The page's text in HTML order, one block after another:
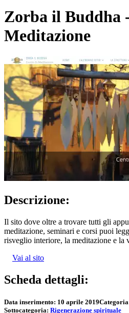
Zorba il Buddha
Meditazione
Descrizione:
Il sito dove oltre a trovare tutti gli
meditazione, seminari e corsi puoi
risveglio interiore, la meditazione e la
Vai al sito
Scheda dettagli:
Data inserimento: 10 aprile 2019
Sottocategoria: Rigenerazione spirituale